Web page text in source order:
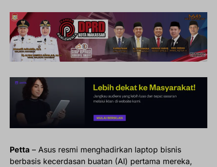
Petta – Asus resmi menghadirkan laptop bisnis
berbasis kecerdasan buatan (AI) pertama mereka,